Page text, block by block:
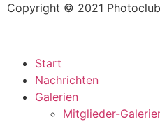
Copyright © 2021
Start
Nachrichten
Galerien
Mitglieder-